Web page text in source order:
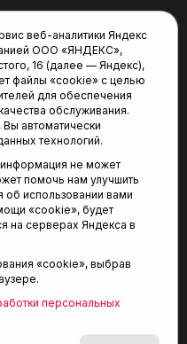
28А
новостей
веб-аналитики Яндекс
ООО «ЯНДЕКС»,
16 (далее — Яндекс),
файлы «cookie» с целью
для обеспечения
обслуживания.
автоматически
технологий.
не может
помочь нам улучшить
использовании вами
«cookie», будет
на серверах Яндекса в
«cookie», выбрав
персональных